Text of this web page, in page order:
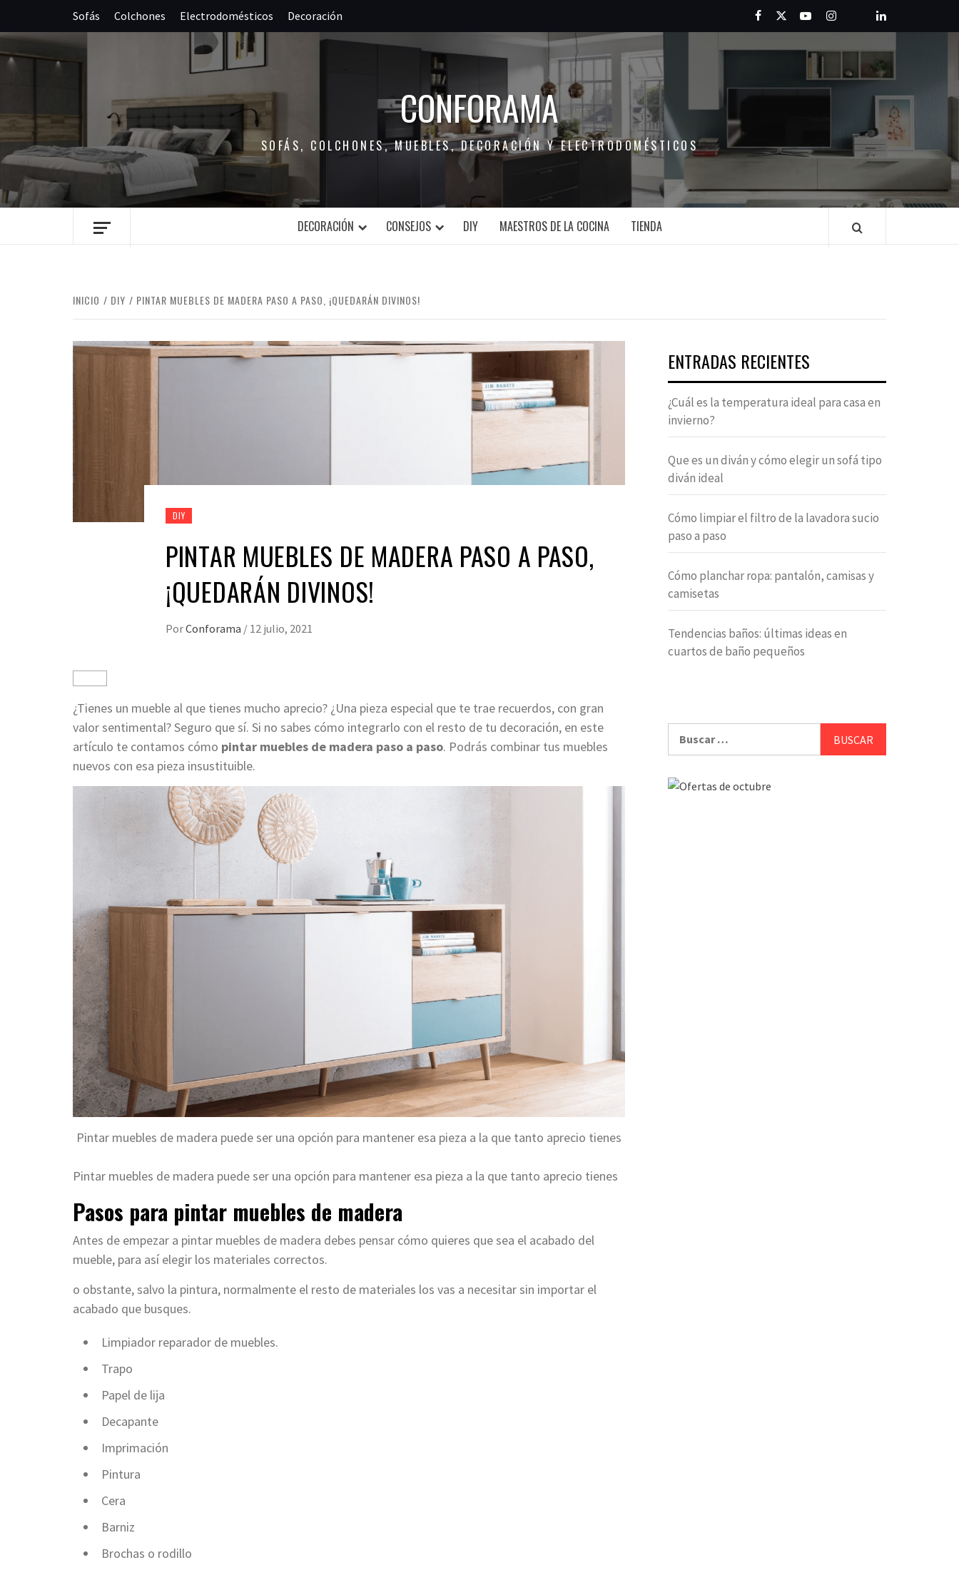
contenido
Sofás Colchones Electrodomésticos Decoración Facebook
TwitterYoutubeInstagramPinterest
LinkedIn
CONFORAMA
SOFÁS, COLCHONES, MUEBLES, DECORACIÓN Y ELECTRODOMÉSTICOS
DECORACIÓN CONSEJOS DIY MAESTROS DE LA COCINA TIENDA
INICIO DIY PINTAR MUEBLES DE MADERA PASO A PASO, ¡QUEDARÁN DIVINOS!
DIY
PINTAR MUEBLES DE MADERA PASO A PASO,
¡QUEDARÁN DIVINOS!
PorConforama / 12 julio, 2021
¿Tienes un mueble al que tienes mucho aprecio? ¿Una pieza especial que te trae recuerdos, con gran
valor sentimental? Seguro que sí. Si no sabes cómo integrarlo con el resto de tu decoración, en este
artículo te contamos cómo pintar muebles de madera paso a paso. Podrás combinar tus muebles
nuevos con esa pieza insustituible.
Pintar muebles de madera puede ser una opción para mantener esa pieza a la que tanto aprecio tienes
Pintar muebles de madera puede ser una opción para mantener esa pieza a la que tanto aprecio tienes
Pasos para pintar muebles de madera
Antes de empezar a pintar muebles de madera debes pensar cómo quieres que sea el acabado del
mueble, para así elegir los materiales correctos.
o obstante, salvo la pintura, normalmente el resto de materiales los vas a necesitar sin importar el
acabado que busques.
Limpiador reparador de muebles.
Trapo
Papel de lija
Decapante
Imprimación
Pintura
Cera
Barniz
Brochas o rodillo
ENTRADAS RECIENTES
¿Cuál es la temperatura ideal para casa en
invierno?
Que es un diván y cómo elegir un sofá tipo
diván ideal
Cómo limpiar el filtro de la lavadora sucio
paso a paso
Cómo planchar ropa: pantalón, camisas y
camisetas
Tendencias baños: últimas ideas en
cuartos de baño pequeños